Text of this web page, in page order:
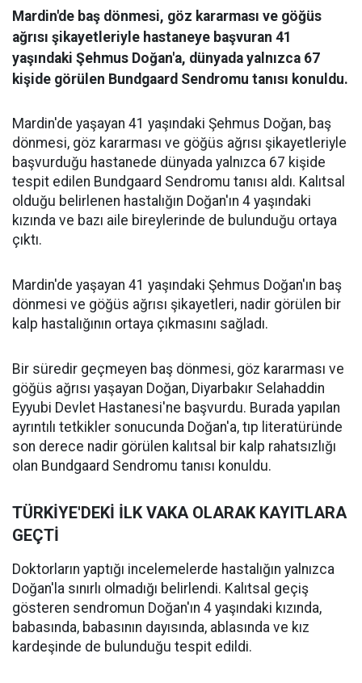
Mardin'de baş dönmesi, göz kararması ve göğüs
ağrısı şikayetleriyle hastaneye başvuran 41
yaşındaki Şehmus Doğan'a, dünyada yalnızca 67
kişide görülen Bundgaard Sendromu tanısı konuldu.
Mardin'de yaşayan 41 yaşındaki Şehmus Doğan, baş
dönmesi, göz kararması ve göğüs ağrısı şikayetleriyle
başvurduğu hastanede dünyada yalnızca 67 kişide
tespit edilen Bundgaard Sendromu tanısı aldı. Kalıtsal
olduğu belirlenen hastalığın Doğan'ın 4 yaşındaki
kızında ve bazı aile bireylerinde de bulunduğu ortaya
çıktı.
Mardin'de yaşayan 41 yaşındaki Şehmus Doğan'ın baş
dönmesi ve göğüs ağrısı şikayetleri, nadir görülen bir
kalp hastalığının ortaya çıkmasını sağladı.
Bir süredir geçmeyen baş dönmesi, göz kararması ve
göğüs ağrısı yaşayan Doğan, Diyarbakır Selahaddin
Eyyubi Devlet Hastanesi'ne başvurdu. Burada yapılan
ayrıntılı tetkikler sonucunda Doğan'a, tıp literatüründe
son derece nadir görülen kalıtsal bir kalp rahatsızlığı
olan Bundgaard Sendromu tanısı konuldu.
TÜRKİYE'DEKİ İLK VAKA OLARAK KAYITLARA
GEÇTİ
Doktorların yaptığı incelemelerde hastalığın yalnızca
Doğan'la sınırlı olmadığı belirlendi. Kalıtsal geçiş
gösteren sendromun Doğan'ın 4 yaşındaki kızında,
babasında, babasının dayısında, ablasında ve kız
kardeşinde de bulunduğu tespit edildi.